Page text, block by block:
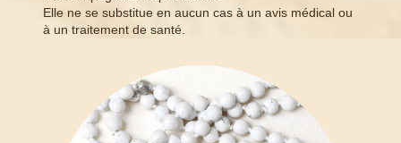
Elle ne se substitue en aucun cas à un avis médical ou
à un traitement de santé.